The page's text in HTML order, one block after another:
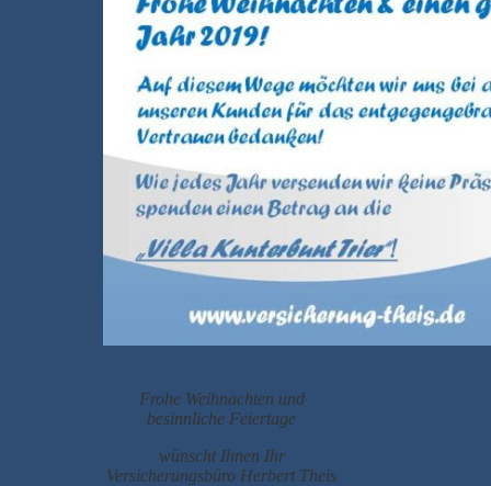
Frohe Weihnachten und
besinnliche Feiertage
wünscht Ihnen Ihr
Versicherungsbüro Herbert Theis